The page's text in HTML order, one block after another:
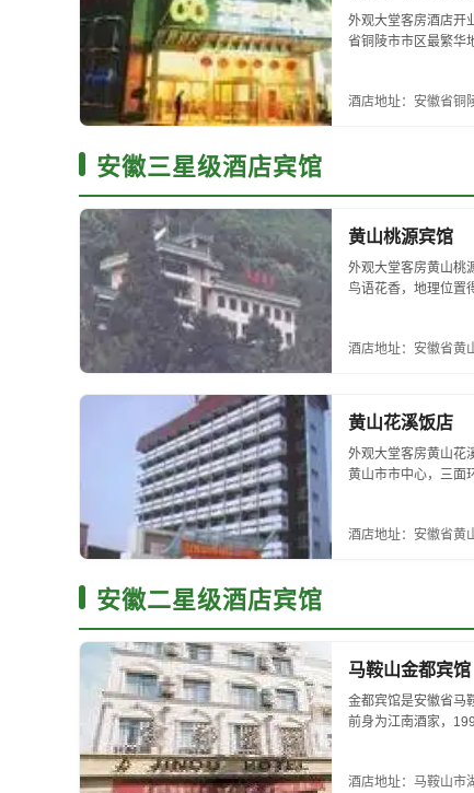
外观大堂客房酒店开
省铜陵市市区最繁华
酒店地址：安徽省铜
安徽三星级酒店宾馆
黄山桃源宾馆
外观大堂客房黄山桃
鸟语花香，地理位置
酒店地址：安徽省黄
黄山花溪饭店
外观大堂客房黄山花
黄山市市中心，三面
酒店地址：安徽省黄
安徽二星级酒店宾馆
马鞍山金都宾馆
金都宾馆是安徽省马
前身为江南酒家，
酒店地址：马鞍山市